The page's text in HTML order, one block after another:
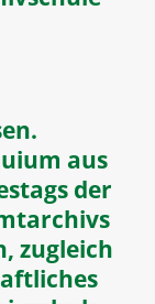
aus
der
zugleich